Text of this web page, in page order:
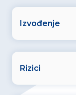
Izvođenje
Rizici